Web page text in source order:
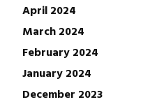
April 2024
March 2024
February 2024
January 2024
December 2023